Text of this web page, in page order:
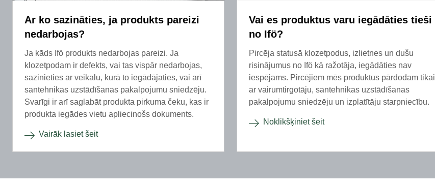
Ar ko sazināties, ja produkts pareizi
nedarbojas?
Ja kāds Ifö produkts nedarbojas pareizi. Ja
klozetpodam ir defekts, vai tas vispār nedarbojas,
sazinieties ar veikalu, kurā to iegādājaties, vai arī
santehnikas uzstādīšanas pakalpojumu sniedzēju.
Svarīgi ir arī saglabāt produkta pirkuma čeku, kas ir
produkta iegādes vietu apliecinošs dokuments.
Vairāk lasiet šeit
Vai es produktus varu iegādāties tieši
no Ifö?
Pircēja statusā klozetpodus, izlietnes un dušu
risinājumus no Ifö kā ražotāja, iegādāties nav
iespējams. Pircējiem mēs produktus pārdodam tikai
ar vairumtirgotāju, santehnikas uzstādīšanas
pakalpojumu sniedzēju un izplatītāju starpniecību.
Noklikšķiniet šeit